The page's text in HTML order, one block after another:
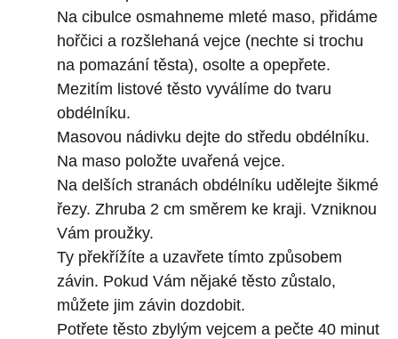
Na cibulce osmahneme mleté ​​maso, přidáme
hořčici a rozšlehaná vejce (nechte si trochu
na pomazání těsta), osolte a opepřete.
Mezitím listové těsto vyválíme do tvaru
obdélníku.
Masovou nádivku dejte do středu obdélníku.
Na maso položte uvařená vejce.
Na delších stranách obdélníku udělejte šikmé
řezy. Zhruba 2 cm směrem ke kraji. Vzniknou
Vám proužky.
Ty překřížíte a uzavřete tímto způsobem
závin. Pokud Vám nějaké těsto zůstalo,
můžete jim závin dozdobit.
Potřete těsto zbylým vejcem a pečte 40 minut